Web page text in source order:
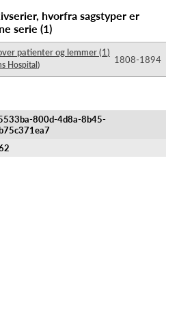
hvorfra sagstyper er
serie (1)
patienter og lemmer(1)
Hospital ) 1808-​1894
800d-4d8a-8b45-